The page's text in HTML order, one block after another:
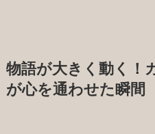
物語が大きく動く！
が心を通わせた瞬間